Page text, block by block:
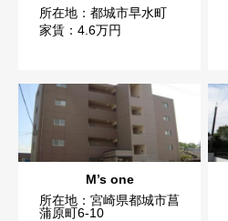
所在地：都城市早水町
家賃：4.6万円
M’s one
所在地：宮崎県都城市菖
蒲原町6-10